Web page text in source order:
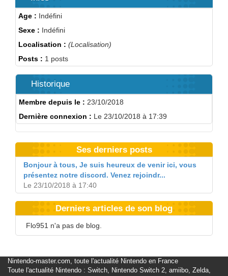
Age : Indéfini
Sexe : Indéfini
Localisation : (Localisation)
Posts : 1 posts
Historique
Membre depuis le : 23/10/2018
Dernière connexion : Le 23/10/2018 à 17:39
Ses derniers posts
Bonjour à tous, Je suis heureux de venir ici, vous
présentez notre discord. Venez rejoindr...
Le 23/10/2018 à 17:40
Derniers articles de son blog
Flo951 n'a pas de blog.
Nintendo-master.com, toute l'actualité Nintendo en France
Toute l'actualité Nintendo : Switch, Nintendo Switch 2, amiibo, Zelda,